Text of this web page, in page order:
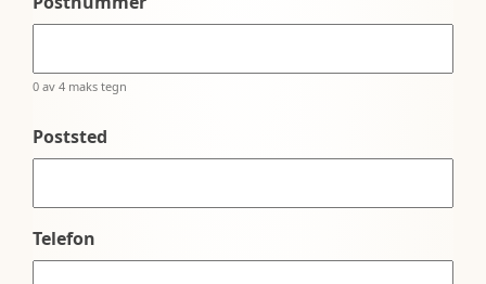
0 av 4 maks tegn
Poststed
Telefon